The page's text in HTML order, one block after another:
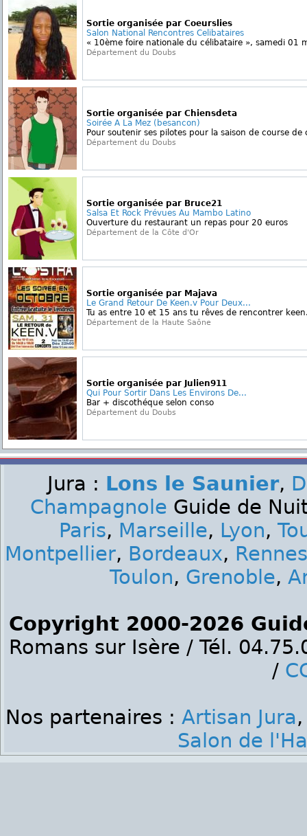
Sortie organisée par Coeurslies
Salon National Rencontres Celibataires
« 10ème foire nationale du célibataire », samedi 01
Département du Doubs
Sortie organisée par Chiensdeta
Soirée A La Mez (besancon)
Pour soutenir ses pilotes pour la saison de course
Département du Doubs
Sortie organisée par Bruce21
Salsa Et Rock Prévues Au Mambo Latino
Ouverture du restaurant un repas pour 20 euros
Département de la Côte d'Or
Sortie organisée par Majava
Le Grand Retour De Keen.v Pour Deux...
Tu as entre 10 et 15 ans tu rêves de rencontrer
Département de la Haute Saône
Sortie organisée par Julien911
Qui Pour Sortir Dans Les Environs De...
Bar + discothéque selon conso
Département du Doubs
Jura : Lons le Saunier,
Champagnole Guide de
Paris, Marseille, Lyon,
Montpellier, Bordeaux, Rennes
Toulon, Grenoble,
Copyright 2000-2026
Romans sur Isère / Tél.
/
Nos partenaires : Artisan Jura
Salon de